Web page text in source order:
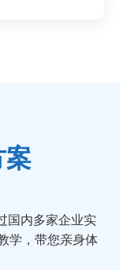
案
国内多家企业实
学，带您亲身体